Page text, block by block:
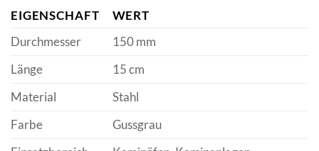
EIGENSCHAFT
WERT
Durchmesser
150 mm
Länge
15 cm
Material
Stahl
Farbe
Gussgrau